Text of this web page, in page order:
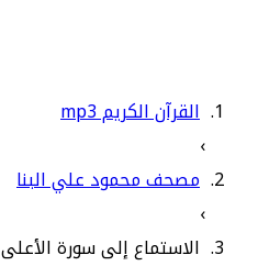
القرآن الكريم mp3
›
مصحف محمود علي البنا
›
الاستماع إلى سورة الأعلى